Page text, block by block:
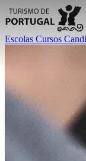
Escolas Cursos